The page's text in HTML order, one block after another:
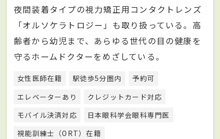
夜間装着タイプの視力矯正用コンタクトレンズ
「オルソケラトロジー」も取り扱っている。高
齢者から幼児まで、あらゆる世代の目の健康を
守るホームドクターをめざしている。
女性医師在籍 駅徒歩5分圏内
予約可
エレベーターあり
クレジットカード対応
モバイル決済対応
日本眼科学会眼科専門医
視能訓練士（ORT）在籍